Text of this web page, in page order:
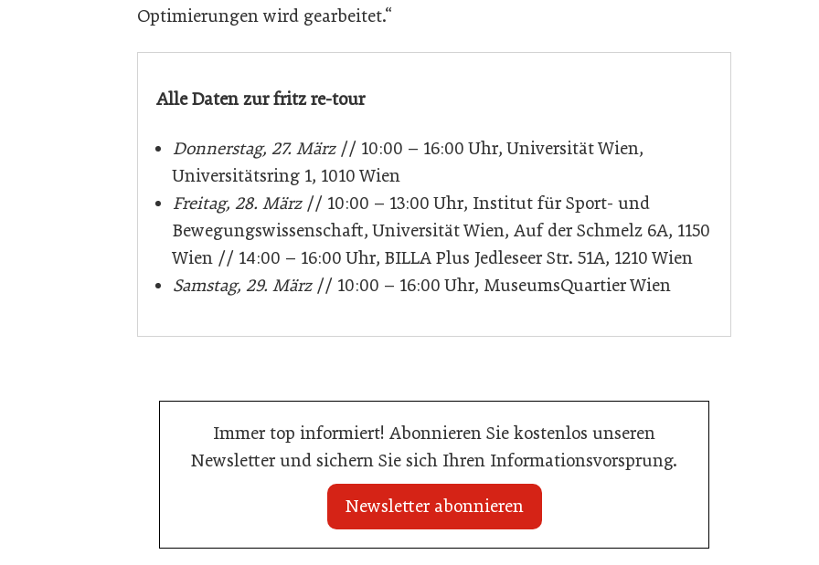
Optimierungen wird gearbeitet.“
Alle Daten zur fritz re-tour
Donnerstag, 27. März// 10:00 – 16:00 Uhr, Universität Wien,
Universitätsring 1, 1010 Wien
Freitag, 28. März// 10:00 – 13:00 Uhr, Institut für Sport- und
Bewegungswissenschaft, Universität Wien, Auf der Schmelz 6A, 1150
Wien // 14:00 – 16:00 Uhr, BILLA Plus Jedleseer Str. 51A, 1210 Wien
Samstag, 29. März// 10:00 – 16:00 Uhr, MuseumsQuartier Wien
Immer top informiert! Abonnieren Sie kostenlos unseren
Newsletter und sichern Sie sich Ihren Informationsvorsprung.
Newsletter abonnieren